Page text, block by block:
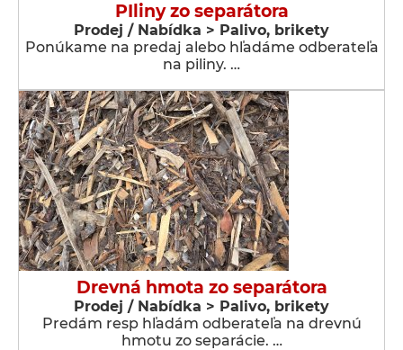
PIliny zo separátora
Prodej / Nabídka > Palivo, brikety
Ponúkame na predaj alebo hľadáme odberateľa
na piliny. …
Drevná hmota zo separátora
Prodej / Nabídka > Palivo, brikety
Predám resp hľadám odberateľa na drevnú
hmotu zo separácie. …